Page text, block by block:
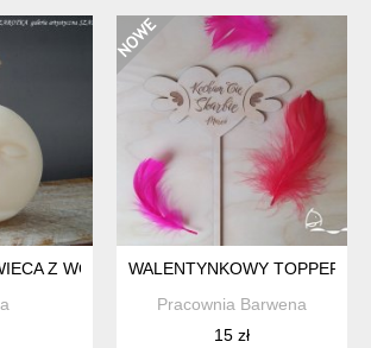
Z WOSKU SOJOWEGO
WALENTYNKOWY TOPPER
Pracownia Barwena
15 zł